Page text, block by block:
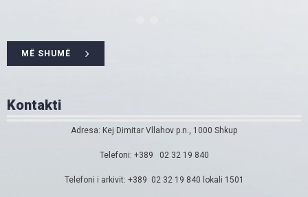
MË SHUMË
Kontakti
Adresa: Kej Dimitar Vllahov p.n., 1000 Shkup
Telefoni: +389 02 32 19 840
Telefoni i arkivit: +389 02 32 19 840 lokali 1501